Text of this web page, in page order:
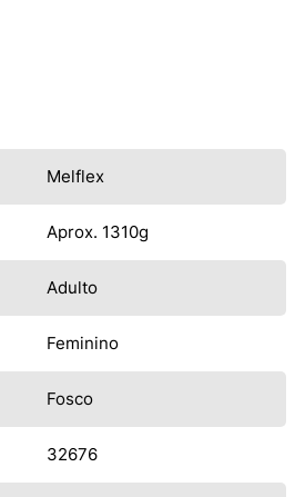
Melflex
Aprox. 1310g
Adulto
Feminino
Fosco
32676